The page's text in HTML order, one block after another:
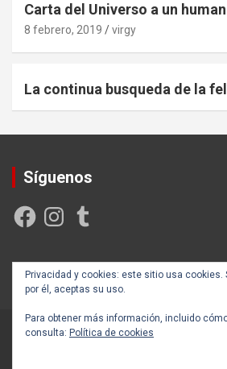
Carta del Universo a un
8 febrero, 2019 virgy
La continua busqueda de la
Síguenos
FacebookInstagramTumblr
Privacidad y cookies: este sitio usa cookies.
por él, aceptas su uso.
Para obtener más información, incluido
consulta: Política de cookies
Creada y posicionada por Rogama